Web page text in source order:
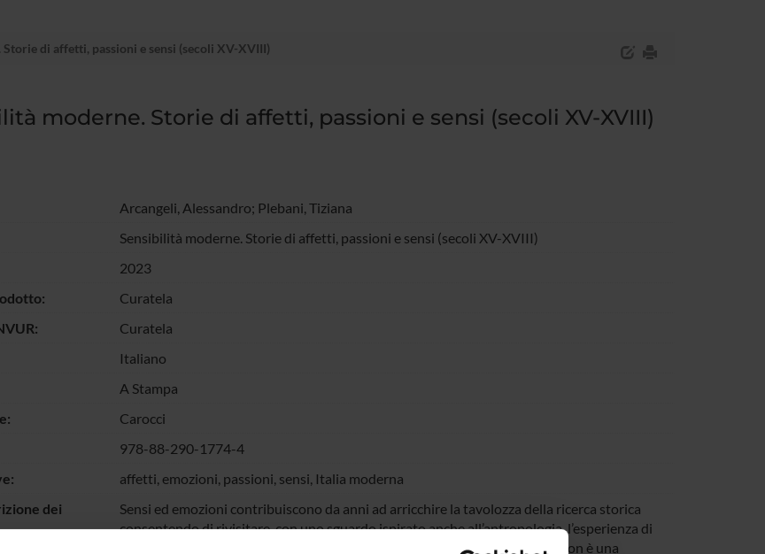
di affetti, passioni e sensi (secoli XV-XVIII)
moderne. Storie di affetti, passioni e sensi (secoli XV-XVIII)
Arcangeli, Alessandro; Plebani, Tiziana
Sensibilità moderne. Storie di affetti, passioni e sensi (secoli XV-XVIII)
2023
Curatela
Curatela
Italiano
A Stampa
Carocci
978-88-290-1774-4
affetti, emozioni, passioni, sensi, Italia moderna
dei
Sensi ed emozioni contribuiscono da anni ad arricchire la tavolozza della ricerca storica
consentendo di rivisitare, con uno sguardo ispirato anche all’antropologia, l’esperienza di
vita di donne e uomini del passato; un universo percettivo e affettivo che non è una